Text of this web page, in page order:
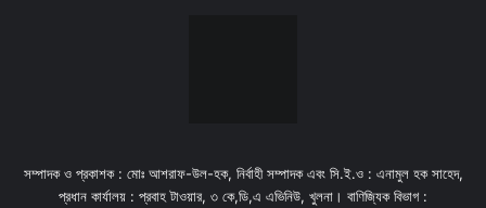
সম্পাদক ও প্রকাশক : মোঃ আশরাফ-উল-হক, নির্বাহী সম্পাদক এবং সি.ই.ও : এনামুল হক সাহেদ,
প্রধান কার্যালয় : প্রবাহ টাওয়ার, ৩ কে,ডি,এ এভিনিউ, খুলনা। বাণিজ্যিক বিভাগ :